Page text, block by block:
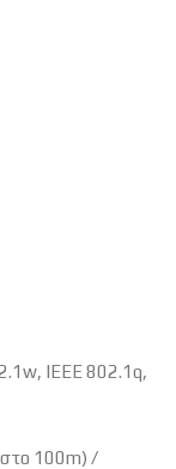
IEEE 802.1q,
100m) /